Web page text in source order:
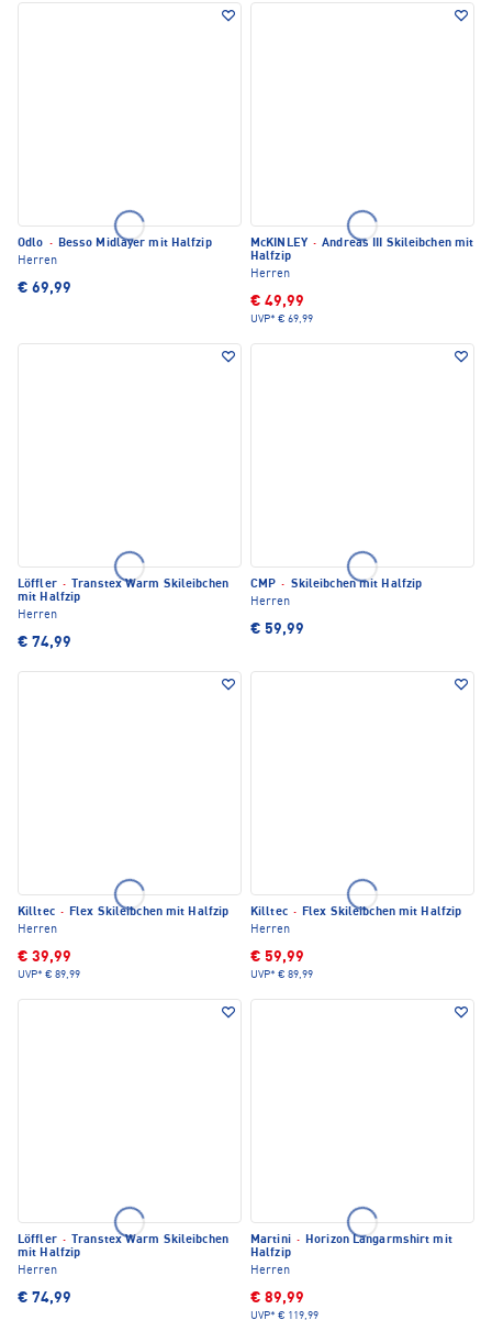
Odlo · Besso Midlayer mit Halfzip
Herren
€ 69,99
McKINLEY · Andreas III Skileibchen mit
Halfzip
Herren
€ 49,99
UVP* € 69,99
Löffler ·
Transtex Warm Skileibchen
mit Halfzip
Herren
€ 74,99
CMP · Skileibchen mit Halfzip
Herren
€ 59,99
Killtec · Flex Skileibchen mit Halfzip
Herren
€ 39,99
UVP* € 89,99
Killtec · Flex Skileibchen mit Halfzip
Herren
€ 59,99
UVP* € 89,99
Löffler ·
Transtex Warm Skileibchen
mit Halfzip
Herren
€ 74,99
Martini · Horizon Langarmshirt mit
Halfzip
Herren
€ 89,99
UVP* € 119,99